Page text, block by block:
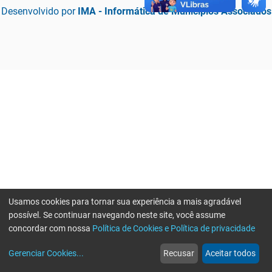
Desenvolvido por IMA - Informática de Municípios Associados
web
Notícias
more_horiz
Mais
Usamos cookies para tornar sua experiência a mais agradável
possível. Se continuar navegando neste site, você assume
concordar com nossa Política de Cookies e Política de privacidade
Gerenciar Cookies... Recusar Aceitar todos
Erro ao enviar informações, por favor tente novamente